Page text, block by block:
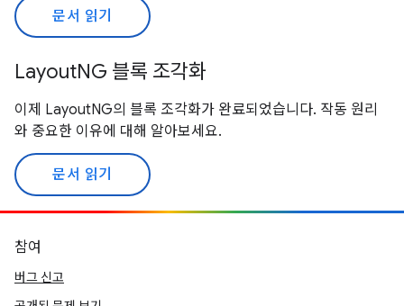
문서 읽기
LayoutNG 블록 조각화
이제 LayoutNG의 블록 조각화가 완료되었습니다. 작동 원리
와 중요한 이유에 대해 알아보세요.
문서 읽기
참여
버그 신고